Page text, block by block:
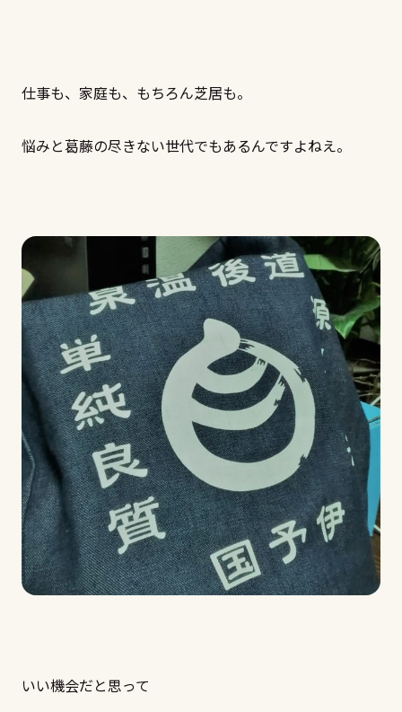
仕事も、家庭も、もちろん芝居も。
悩みと葛藤の尽きない世代でもあるんですよねえ。
いい機会だと思って